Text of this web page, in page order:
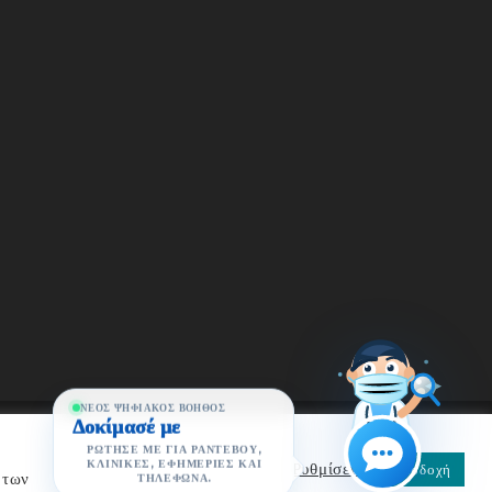
ΤΜΉΜΑ ΠΛΗΡΟΦΟΡΙΚΉΣ ΚΑΙ ΟΡΓΆΝΩΣΗΣ
ΠΡΟΣΩΠΙΚΟΎ ΧΑΡΑΚΤΉΡΑ ΑΣΘΕΝΏΝ
Ρυθμίσεις Αποδοχή
ΝΈΟΣ ΨΗΦΙΑΚΌΣ ΒΟΗΘΌΣ
Δοκίμασέ με
ΡΏΤΗΣΈ ΜΕ ΓΙΑ ΡΑΝΤΕΒΟΎ,
ΚΛΙΝΙΚΈΣ, ΕΦΗΜΕΡΊΕΣ ΚΑΙ
ΤΗΛΈΦΩΝΑ.